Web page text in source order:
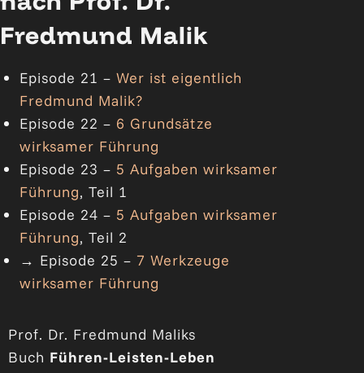
Fredmund Malik
Episode 21 – Wer ist eigentlich
Fredmund Malik?
Episode 22 – 6 Grundsätze
wirksamer Führung
Episode 23 – 5 Aufgaben wirksamer
Führung, Teil 1
Episode 24 – 5 Aufgaben wirksamer
Führung, Teil 2
→ Episode 25 – 7 Werkzeuge
wirksamer Führung
Prof. Dr. Fredmund Maliks
Buch Führen-Leisten-Leben